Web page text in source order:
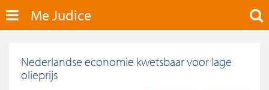
Me Judice
Nederlandse economie kwetsbaar voor lage
olieprijs